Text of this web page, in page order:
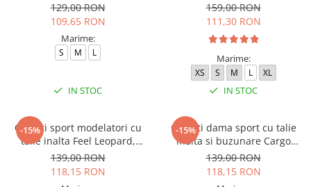
129,00 RON
109,65 RON
Marime:
S M L
IN STOC
159,00 RON
111,30 RON
Marime:
XS S M L XL
IN STOC
-15%
Colanti sport modelatori cu
talie inalta Feel Leopard,
scrunch, Negru
139,00 RON
118,15 RON
-15%
Colanti dama sport cu talie
inalta si buzunare Cargo
Pump, Verde
139,00 RON
118,15 RON